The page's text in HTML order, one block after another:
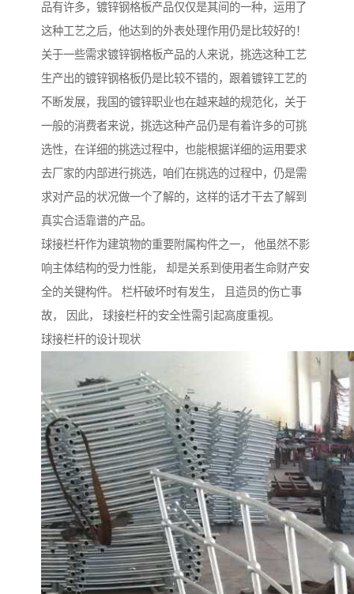
品有许多，镀锌钢格板产品仅仅是其间的一种，运用了
这种工艺之后，他达到的外表处理作用仍是比较好的！
关于一些需求镀锌钢格板产品的人来说，挑选这种工艺
生产出的镀锌钢格板仍是比较不错的，跟着镀锌工艺的
不断发展，我国的镀锌职业也在越来越的规范化，关于
一般的消费者来说，挑选这种产品仍是有着许多的可挑
选性，在详细的挑选过程中，也能根据详细的运用要求
去厂家的内部进行挑选，咱们在挑选的过程中，仍是需
求对产品的状况做一个了解的，这样的话才干去了解到
真实合适靠谱的产品。
球接栏杆作为建筑物的重要附属构件之一， 他虽然不影
响主体结构的受力性能， 却是关系到使用者生命财产安
全的关键构件。 栏杆破坏时有发生， 且造员的伤亡事
故， 因此， 球接栏杆的安全性需引起高度重视。
球接栏杆的设计现状